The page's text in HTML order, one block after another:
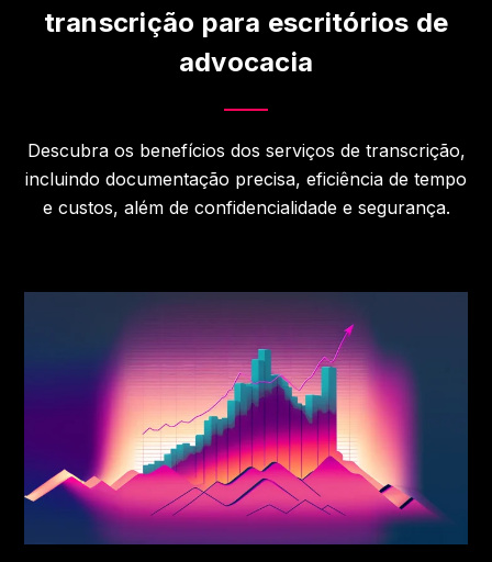
transcrição para escritórios de
advocacia
Descubra os benefícios dos serviços de transcrição,
incluindo documentação precisa, eficiência de tempo
e custos, além de confidencialidade e segurança.